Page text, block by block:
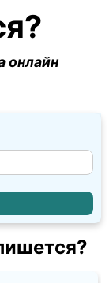
онлайн